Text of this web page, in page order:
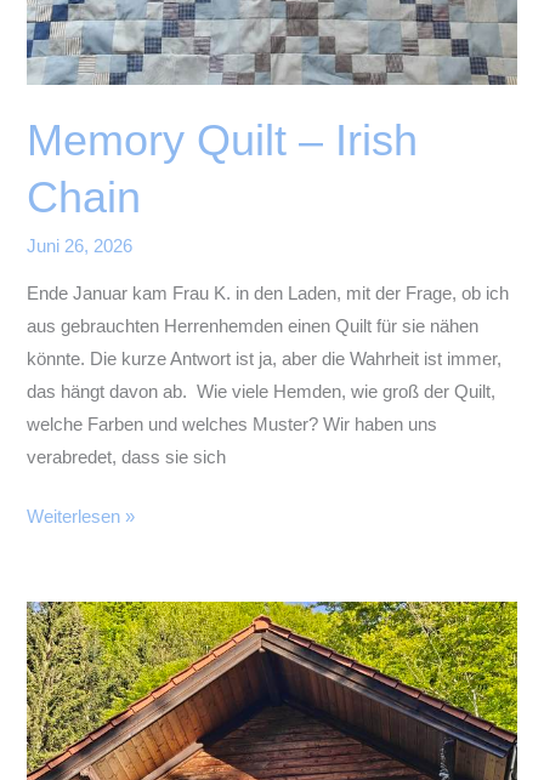
Memory Quilt – Irish
Chain
Juni 26, 2026
Ende Januar kam Frau K. in den Laden, mit der Frage, ob ich
aus gebrauchten Herrenhemden einen Quilt für sie nähen
könnte. Die kurze Antwort ist ja, aber die Wahrheit ist immer,
das hängt davon ab. Wie viele Hemden, wie groß der Quilt,
welche Farben und welches Muster? Wir haben uns
verabredet, dass sie sich
Memory
Irish
Chain
Weiterlesen »